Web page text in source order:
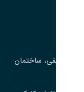
میرشریفی، ساختمان